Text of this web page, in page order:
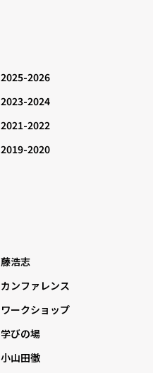
2025-2026
2023-2024
2021-2022
2019-2020
藤浩志
カンファレンス
ワークショップ
学びの場
小山田徹